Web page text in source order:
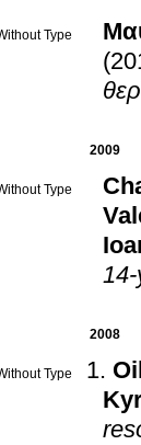
Type
2009
Type
2008
Type